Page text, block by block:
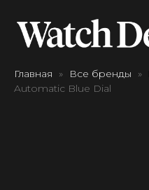
Главная Все бренды
Automatic Blue Dial